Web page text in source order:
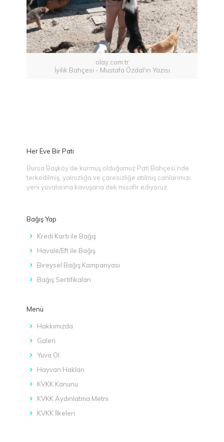
olay.com.tr
İyilik Bahçesi - Mustafa Özdal'ın Yazısı
Her Eve Bir Pati
Bursa Başköy’de kurmuş olduğumuz Pati Bahçesi’nde
terkedilmiş, yalnızlığa ve çaresizliğe atılmış canlarımızı
yeni yuvalarına kavuşana dek misafir ediyoruz.
Bağış Yap
Kredi Kartı ile Bağış
Havale/Eft ile Bağış
Bireysel Bağış Kampanyası
Bağış Sertifikaları
Menü
Hakkımızda
Galeri
Yuva Ol
Hayvan Hakları
KVKK Kanunu
KVKK Aydınlatma Metni
KVKK İlkeleri